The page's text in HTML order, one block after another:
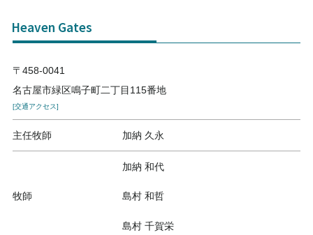
Heaven Gates
〒458-0041
名古屋市緑区鳴子町二丁目115番地
[交通アクセス]
主任牧師 加納 久永
牧師
加納 和代
島村 和哲
島村 千賀栄